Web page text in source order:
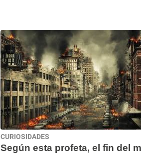
CURIOSIDADES
Según esta profeta, el fin del